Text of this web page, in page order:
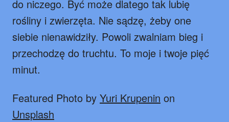
do niczego. Być może dlatego tak lubię
rośliny i zwierzęta. Nie sądzę, żeby one
siebie nienawidziły. Powoli zwalniam bieg i
przechodzę do truchtu. To moje i twoje pięć
minut.
Featured Photo by Yuri Krupenin on
Unsplash